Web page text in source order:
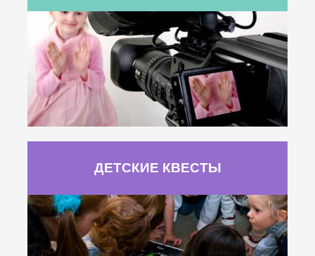
ДЕТСКИЕ КВЕСТЫ